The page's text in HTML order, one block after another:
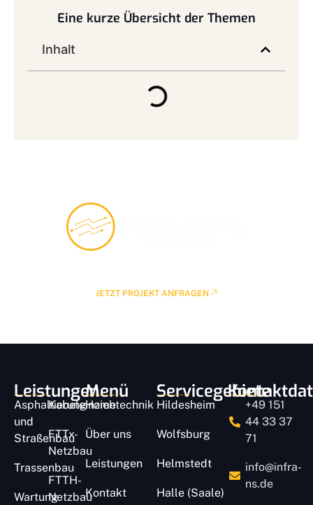
Eine kurze Übersicht der Themen
Inhalt
JETZT PROJEKT ANFRAGEN
Leistungen
Kabeleinziehtechnik
FTTx-
Netzbau
FTTH-
Netzbau
Asphaltierung
und
Straßenbau
Trassenbau
Wartung
Menü
Home
Über uns
Leistungen
Kontakt
Servicegebiete
Hildesheim
Wolfsburg
Helmstedt
Halle (Saale)
+49 151
44 33 37
71
info@infra-
ns.de